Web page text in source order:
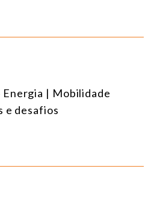
Energia | Mobilidade
e desafios